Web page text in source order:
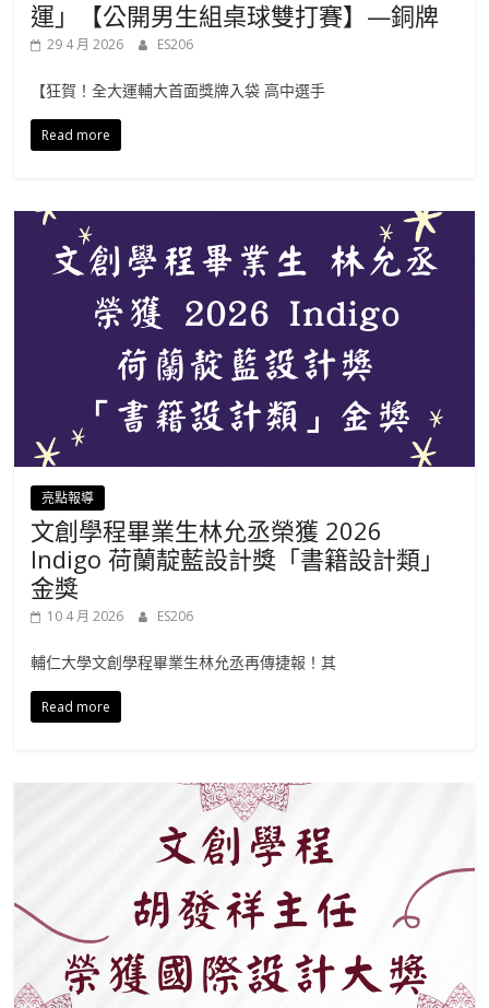
運」【公開男生組桌球雙打賽】—銅牌
29 4 月 2026 ES206
【狂賀！全大運輔大首面獎牌入袋 高中選手
Read more
亮點報導
文創學程畢業生林允丞榮獲 2026
Indigo 荷蘭靛藍設計獎「書籍設計類」
金獎
10 4 月 2026 ES206
輔仁大學文創學程畢業生林允丞再傳捷報！其
Read more